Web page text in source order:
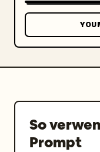
So
Prompt